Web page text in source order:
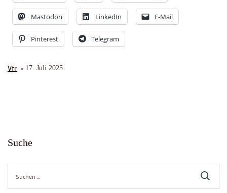
Mastodon LinkedIn E-Mail
Pinterest Telegram
Vfr 17. Juli 2025
Suche
nach: